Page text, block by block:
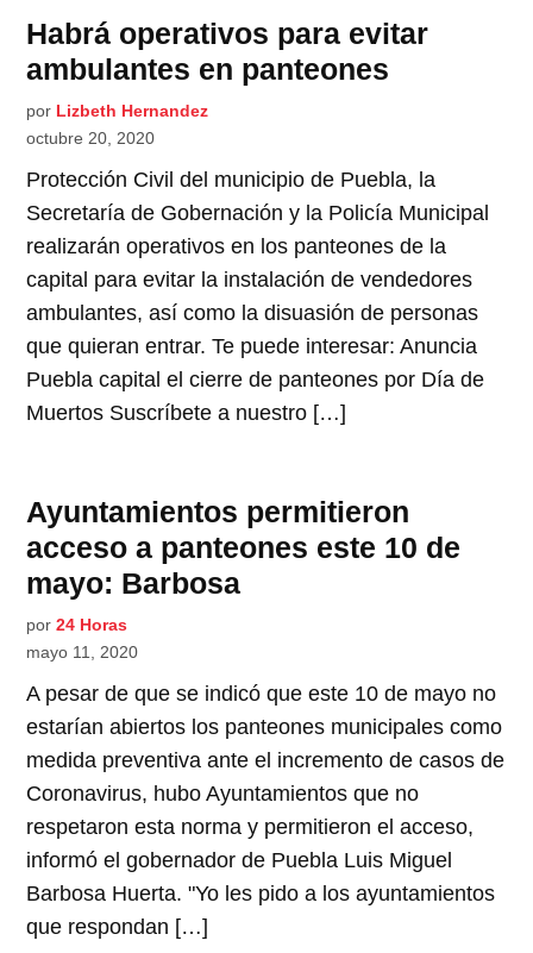
Habrá operativos para evitar
ambulantes en panteones
por Lizbeth Hernandez
octubre 20, 2020
Protección Civil del municipio de Puebla, la
Secretaría de Gobernación y la Policía Municipal
realizarán operativos en los panteones de la
capital para evitar la instalación de vendedores
ambulantes, así como la disuasión de personas
que quieran entrar. Te puede interesar: Anuncia
Puebla capital el cierre de panteones por Día de
Muertos Suscríbete a nuestro […]
Ayuntamientos permitieron
acceso a panteones este 10 de
mayo: Barbosa
por 24 Horas
mayo 11, 2020
A pesar de que se indicó que este 10 de mayo no
estarían abiertos los panteones municipales como
medida preventiva ante el incremento de casos de
Coronavirus, hubo Ayuntamientos que no
respetaron esta norma y permitieron el acceso,
informó el gobernador de Puebla Luis Miguel
Barbosa Huerta. "Yo les pido a los ayuntamientos
que respondan […]